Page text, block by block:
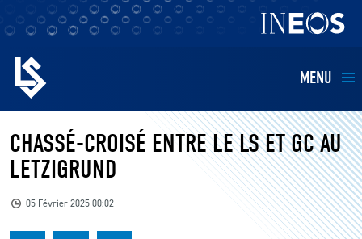
MENU
EQUIPES
BILLETTERIE
CHASSÉ-CROISÉ ENTRE LE LS ET GC AU
LETZIGRUND
05 Février 2025 00:02